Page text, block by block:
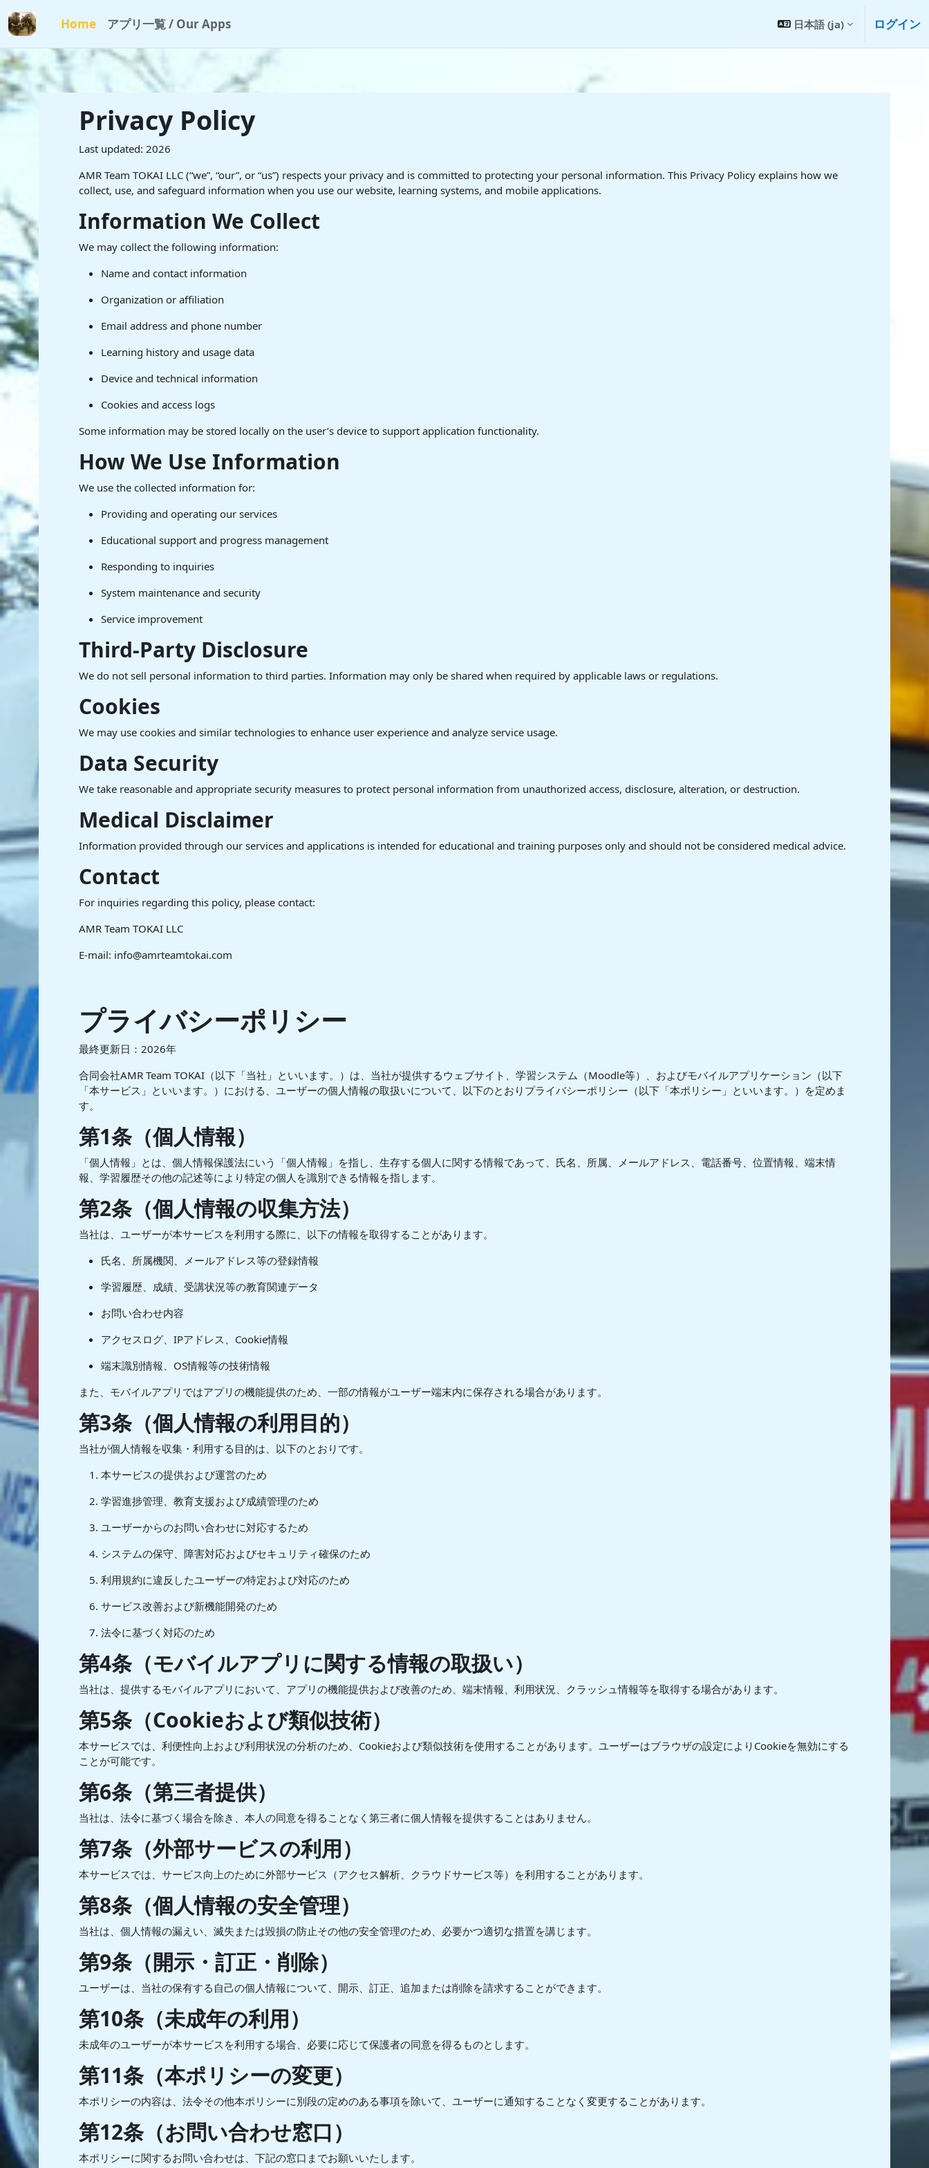
Home アプリ一覧 / Our Apps 日本語 ‎(ja)‎ ログイン
Privacy Policy
Last updated: 2026
AMR Team TOKAI LLC (“we”, “our”, or “us”) respects your privacy and is committed to protecting your personal information. This Privacy Policy explains how we
collect, use, and safeguard information when you use our website, learning systems, and mobile applications.
Information We Collect
We may collect the following information:
Name and contact information
Organization or affiliation
Email address and phone number
Learning history and usage data
Device and technical information
Cookies and access logs
Some information may be stored locally on the user’s device to support application functionality.
How We Use Information
We use the collected information for:
Providing and operating our services
Educational support and progress management
Responding to inquiries
System maintenance and security
Service improvement
Third-Party Disclosure
We do not sell personal information to third parties. Information may only be shared when required by applicable laws or regulations.
Cookies
We may use cookies and similar technologies to enhance user experience and analyze service usage.
Data Security
We take reasonable and appropriate security measures to protect personal information from unauthorized access, disclosure, alteration, or destruction.
Medical Disclaimer
Information provided through our services and applications is intended for educational and training purposes only and should not be considered medical advice.
Contact
For inquiries regarding this policy, please contact:
AMR Team TOKAI LLC
E-mail: info@amrteamtokai.com
プライバシーポリシー
最終更新日：2026年
合同会社AMR Team TOKAI（以下「当社」といいます。）は、当社が提供するウェブサイト、学習システム（Moodle等）、およびモバイルアプリケーション（以下
「本サービス」といいます。）における、ユーザーの個人情報の取扱いについて、以下のとおりプライバシーポリシー（以下「本ポリシー」といいます。）を定めま
す。
第1条（個人情報）
「個人情報」とは、個人情報保護法にいう「個人情報」を指し、生存する個人に関する情報であって、氏名、所属、メールアドレス、電話番号、位置情報、端末情
報、学習履歴その他の記述等により特定の個人を識別できる情報を指します。
第2条（個人情報の収集方法）
当社は、ユーザーが本サービスを利用する際に、以下の情報を取得することがあります。
氏名、所属機関、メールアドレス等の登録情報
学習履歴、成績、受講状況等の教育関連データ
お問い合わせ内容
アクセスログ、IPアドレス、Cookie情報
端末識別情報、OS情報等の技術情報
また、モバイルアプリではアプリの機能提供のため、一部の情報がユーザー端末内に保存される場合があります。
第3条（個人情報の利用目的）
当社が個人情報を収集・利用する目的は、以下のとおりです。
本サービスの提供および運営のため
学習進捗管理、教育支援および成績管理のため
ユーザーからのお問い合わせに対応するため
システムの保守、障害対応およびセキュリティ確保のため
利用規約に違反したユーザーの特定および対応のため
サービス改善および新機能開発のため
法令に基づく対応のため
第4条（モバイルアプリに関する情報の取扱い）
当社は、提供するモバイルアプリにおいて、アプリの機能提供および改善のため、端末情報、利用状況、クラッシュ情報等を取得する場合があります。
第5条（Cookieおよび類似技術）
本サービスでは、利便性向上および利用状況の分析のため、Cookieおよび類似技術を使用することがあります。ユーザーはブラウザの設定によりCookieを無効にする
ことが可能です。
第6条（第三者提供）
当社は、法令に基づく場合を除き、本人の同意を得ることなく第三者に個人情報を提供することはありません。
第7条（外部サービスの利用）
本サービスでは、サービス向上のために外部サービス（アクセス解析、クラウドサービス等）を利用することがあります。
第8条（個人情報の安全管理）
当社は、個人情報の漏えい、滅失または毀損の防止その他の安全管理のため、必要かつ適切な措置を講じます。
第9条（開示・訂正・削除）
ユーザーは、当社の保有する自己の個人情報について、開示、訂正、追加または削除を請求することができます。
第10条（未成年の利用）
未成年のユーザーが本サービスを利用する場合、必要に応じて保護者の同意を得るものとします。
第11条（本ポリシーの変更）
本ポリシーの内容は、法令その他本ポリシーに別段の定めのある事項を除いて、ユーザーに通知することなく変更することがあります。
第12条（お問い合わせ窓口）
本ポリシーに関するお問い合わせは、下記の窓口までお願いいたします。